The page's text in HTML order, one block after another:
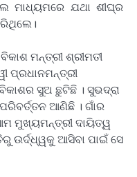
ମାଧ୍ୟମରେ ଯଥା ଶୀଘ୍ର
ମନ୍ତ୍ରୀ ଶ୍ରୀମତୀ
ପ୍ରଧାନମନ୍ତ୍ରୀ
ସୁଅ ଛୁଟିଛି । ସୁଭଦ୍ରା
ଆଣିଛି । ଗାଁର
ମୁଖ୍ୟମନ୍ତ୍ରୀ ଦାୟିତ୍ୱ
ଉର୍ଦ୍ଧ୍ୱକୁ ଆସିବା ପାଇଁ ସେ